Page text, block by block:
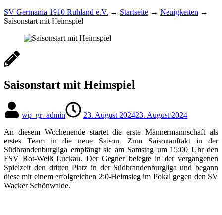
SV Germania 1910 Ruhland e.V. → Startseite → Neuigkeiten →
Saisonstart mit Heimspiel
Saisonstart mit Heimspiel
wp_gr_admin 23. August 202423. August 2024
An diesem Wochenende startet die erste Männermannschaft als
erstes Team in die neue Saison. Zum Saisonauftakt in der
Südbrandenburgliga empfängt sie am Samstag um 15:00 Uhr den
FSV Rot-Weiß Luckau. Der Gegner belegte in der vergangenen
Spielzeit den dritten Platz in der Südbrandenburgliga und begann
diese mit einem erfolgreichen 2:0-Heimsieg im Pokal gegen den SV
Wacker Schönwalde.